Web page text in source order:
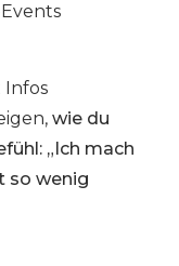
Infos
wie du
„Ich mach
so wenig